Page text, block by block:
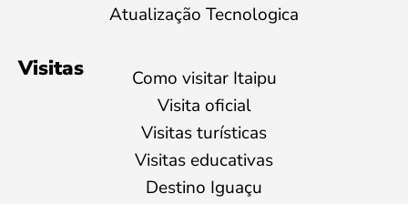
Atualização Tecnologica
Visitas
Como visitar Itaipu
Visita oficial
Visitas turísticas
Visitas educativas
Destino Iguaçu